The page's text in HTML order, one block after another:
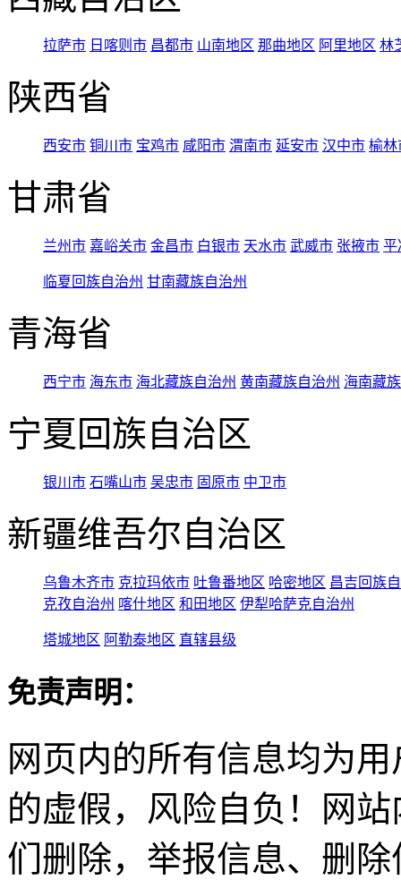
拉萨市 日喀则市 昌都市 山南地区 那曲地区 阿里地区 林
陕西省
西安市 铜川市 宝鸡市 咸阳市 渭南市 延安市 汉中市 榆林
甘肃省
兰州市 嘉峪关市 金昌市 白银市 天水市 武威市 张掖市 平
临夏回族自治州 甘南藏族自治州
青海省
西宁市 海东市 海北藏族自治州 黄南藏族自治州 海南藏
宁夏回族自治区
银川市 石嘴山市 吴忠市 固原市 中卫市
新疆维吾尔自治区
乌鲁木齐市 克拉玛依市 吐鲁番地区 哈密地区 昌吉回族
克孜自治州 喀什地区 和田地区 伊犁哈萨克自治州
塔城地区 阿勒泰地区 直辖县级
免责声明：
网页内的所有信息均为
的虚假，风险自负！网
们删除，举报信息、删